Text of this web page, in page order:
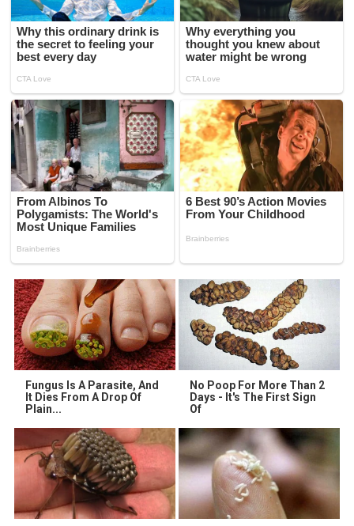
Fungus Is A Parasite, And
It Dies From A Drop Of
Plain...
No Poop For More Than 2
Days - It's The First Sign
Of